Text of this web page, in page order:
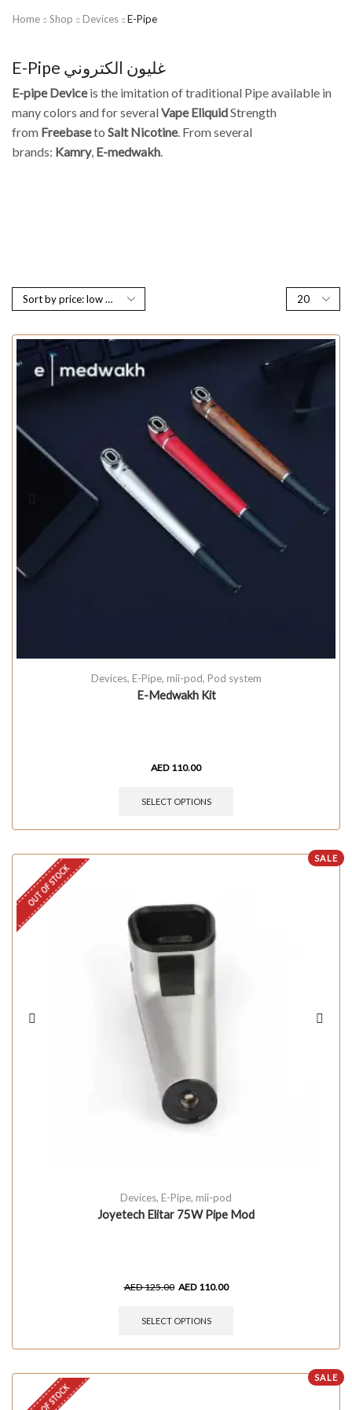
Home Shop Devices E-Pipe
E-Pipe غليون الكتروني
E-pipe Deviceis the imitation of traditional Pipe available in
many colors and for severalVape EliquidStrength
from Freebaseto Salt Nicotine. From several
brands: Kamry, E-medwakh
Devices, E-Pipe, mii-pod, Pod system
E-Medwakh Kit
AED 110.00
SELECT OPTIONS
SALE
OUT OF STOCK
Devices, E-Pipe, mii-pod
Joyetech Elitar 75W Pipe Mod
AED125.00 AED 110.00
SELECT OPTIONS
SALE